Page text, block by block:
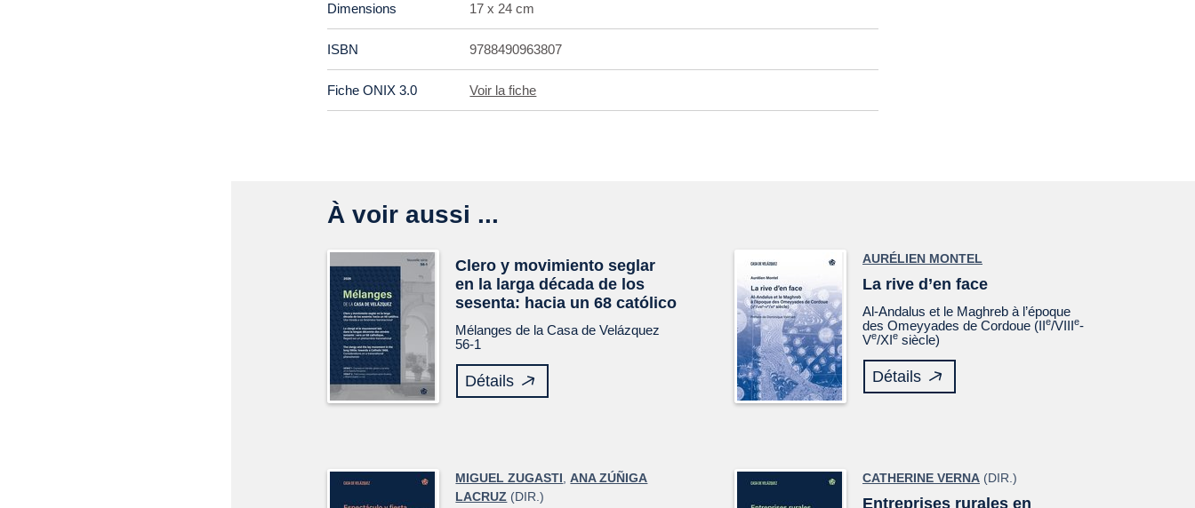
Dimensions 17 x 24 cm
ISBN 9788490963807
Fiche ONIX 3.0 Voir la fiche
À voir aussi ...
Clero y movimiento seglar
en la larga década de los
sesenta: hacia un 68 católico
Mélanges de la Casa de Velázquez
56-1
Détails
AURÉLIEN MONTEL
La rive d’en face
Al-Andalus et le Maghreb à l’époque
des Omeyyades de Cordoue (IIe/VIIIe-
Ve/XIe siècle)
Détails
MIGUEL ZUGASTI ,ANA ZÚÑIGA
LACRUZ (DIR.)
CATHERINE VERNA (DIR.)
Entreprises rurales en